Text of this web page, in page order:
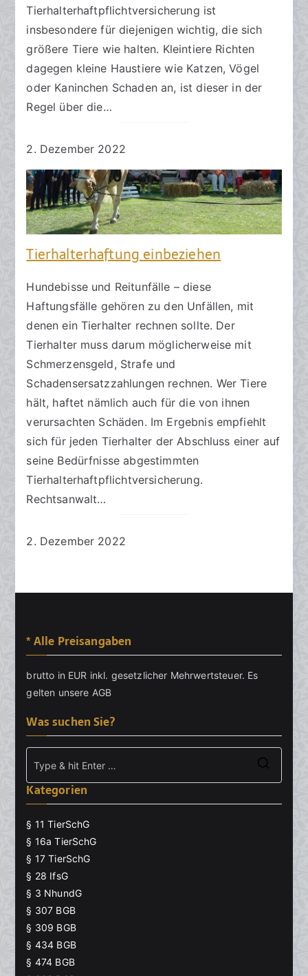
Tierhalterhaftpflichtversicherung ist
insbesondere für diejenigen wichtig, die sich
größere Tiere wie halten. Kleintiere Richten
dagegen kleine Haustiere wie Katzen, Vögel
oder Kaninchen Schaden an, ist dieser in der
Regel über die…
2. Dezember 2022
Tierhalterhaftung einbeziehen
Hundebisse und Reitunfälle – diese
Haftungsfälle gehören zu den Unfällen, mit
denen ein Tierhalter rechnen sollte. Der
Tierhalter muss darum möglicherweise mit
Schmerzensgeld, Strafe und
Schadensersatzzahlungen rechnen. Wer Tiere
hält, haftet nämlich auch für die von ihnen
verursachten Schäden. Im Ergebnis empfiehlt
sich für jeden Tierhalter der Abschluss einer auf
seine Bedürfnisse abgestimmten
Tierhalterhaftpflichtversicherung.
Rechtsanwalt…
2. Dezember 2022
* Alle Preisangaben
brutto in EUR inkl. gesetzlicher Mehrwertsteuer. Es
gelten unsere AGB
Was suchen Sie?
Kategorien
§ 11 TierSchG
§ 16a TierSchG
§ 17 TierSchG
§ 28 IfsG
§ 3 NhundG
§ 307 BGB
§ 309 BGB
§ 434 BGB
§ 474 BGB